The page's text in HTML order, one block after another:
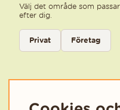
Välj det område som
efter dig.
Välj kategori för nyhetsbrev
Privat
Företag